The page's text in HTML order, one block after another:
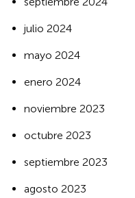
julio 2024
mayo 2024
enero 2024
noviembre 2023
octubre 2023
septiembre 2023
agosto 2023